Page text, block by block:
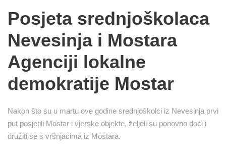
Posjeta srednjoškolaca
Nevesinja i Mostara
Agenciji lokalne
demokratije Mostar
Nakon što su u martu ove godine srednjoškolci iz Nevesinja prvi
put posjetili Mostar i vjerske objekte, željeli su ponovno doći i
družiti se s vršnjacima iz Mostara.